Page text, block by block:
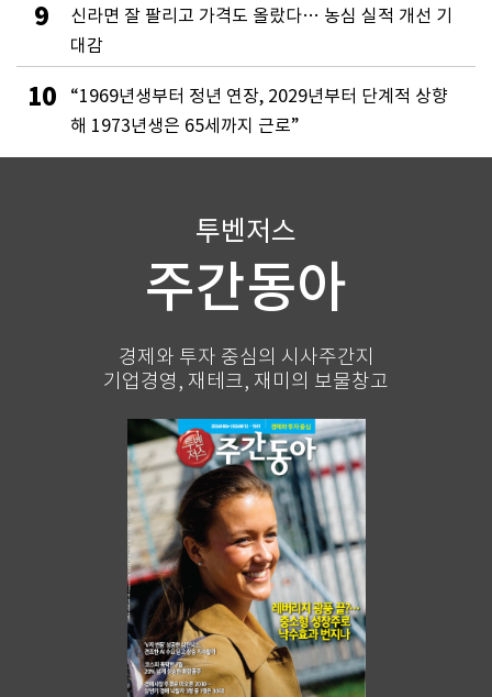
9
신라면 잘 팔리고 가격도 올랐다… 농심 실적 개선 기
대감
10
“1969년생부터 정년 연장, 2029년부터 단계적 상향
해 1973년생은 65세까지 근로”
투벤저스
주간동아
경제와 투자 중심의 시사주간지
기업경영, 재테크, 재미의 보물창고